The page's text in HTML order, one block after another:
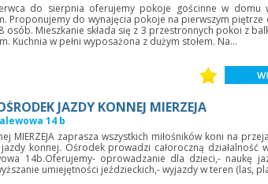
do sierpnia oferujemy pokoje gościnne w domu
Proponujemy do wynajęcia pokoje na pierwszym piętrze
osób. Mieszkanie składa się z 3 przestronnych pokoi z
Kuchnia w pełni wyposażona z dużym stołem. Na...
JAZDY KONNEJ MIERZEJA
14 b
MIERZEJA zaprasza wszystkich miłośników koni na
konnej. Ośrodek prowadzi całoroczną działalność
14b.Oferujemy- oprowadzanie dla dzieci,- naukę
umiejętności jeździeckich,- wyjazdy w teren (las,